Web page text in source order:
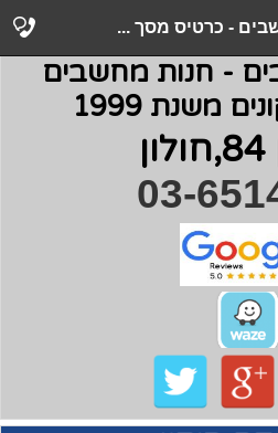
- כרטיס מסך ...
- חנות מחשבים
משנת 1999
03-